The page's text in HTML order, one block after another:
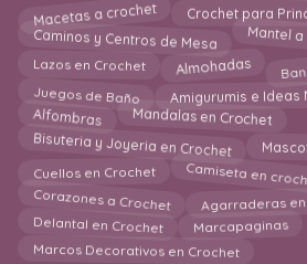
Macetas a crochet Crochet para
Caminos y Centros de Mesa Mantel
Lazos en Crochet Almohadas
Juegos de Baño Amigurumis e
Alfombras Mandalas en Crochet
Bisuteria y Joyeria en Crochet
Cuellos en Crochet Camiseta en
Corazones a Crochet Agarraderas
Delantal en Crochet Marcapaginas
Marcos Decorativos en Crochet